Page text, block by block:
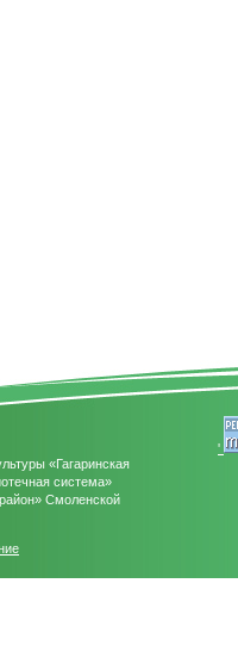
«Гагаринская
система»
Смоленской
'